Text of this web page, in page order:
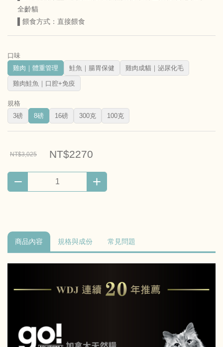
全齡貓
▌餵食方式：直接餵食
口味
雞肉｜體重管理
鮭魚｜腸胃保健 雞肉成貓｜泌尿化毛
雞肉鮭魚｜口腔+免疫
規格
3磅
8磅 16磅 300克 100克
NT$3,025 NT$2270
商品內容 規格與成份 常見問題